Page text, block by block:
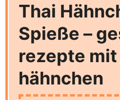
Thai
Spieße –
rezepte mit
hähnchen